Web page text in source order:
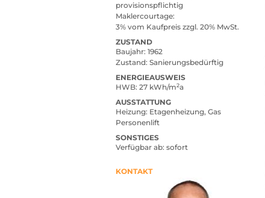
provisionspflichtig
Maklercourtage
3% vom Kaufpreis zzgl. 20% MwSt.
ZUSTAND
Baujahr 1962
Zustand Sanierungsbedürftig
ENERGIEAUSWEIS
HWB 27 kWh/m2a
AUSSTATTUNG
Heizung Etagenheizung, Gas
Personenlift
SONSTIGES
Verfügbar ab sofort
KONTAKT